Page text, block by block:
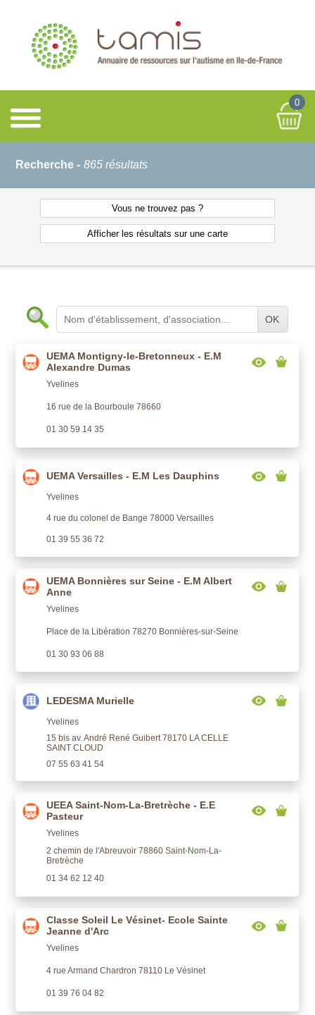
0
Recherche - 865 résultats
Vous ne trouvez pas ?
Afficher les résultats sur une carte
OK
UEMA Montigny-le-Bretonneux - E.M
Alexandre Dumas
Yvelines
16 rue de la Bourboule 78660
01 30 59 14 35
UEMA Versailles - E.M Les Dauphins
Yvelines
4 rue du colonel de Bange 78000 Versailles
01 39 55 36 72
UEMA Bonnières sur Seine - E.M Albert
Anne
Yvelines
Place de la Libération 78270 Bonnières-sur-Seine
01 30 93 06 88
LEDESMA Murielle
Yvelines
15 bis av. André René Guibert 78170 LA CELLE
SAINT CLOUD
07 55 63 41 54
UEEA Saint-Nom-La-Bretrèche - E.E
Pasteur
Yvelines
2 chemin de l'Abreuvoir 78860 Saint-Nom-La-
Bretrèche
01 34 62 12 40
Classe Soleil Le Vésinet- Ecole Sainte
Jeanne d'Arc
Yvelines
4 rue Armand Chardron 78110 Le Vésinet
01 39 76 04 82